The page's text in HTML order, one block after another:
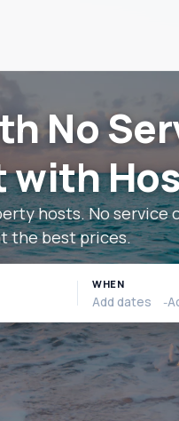
No
with
hosts. No service
the best prices.
WHEN
-